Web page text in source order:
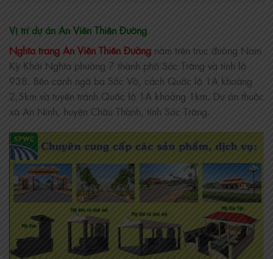
Vị trí dự án An Viên Thiên Đường
Nghĩa trang An Viên Thiên Đường nằm trên trục đường Nam
Kỳ Khởi Nghĩa phường 7 thành phố Sóc Trăng và tỉnh lộ
938. Bên cạnh ngã ba Sốc Vồ, cách Quốc lộ 1A khoảng
2,5km và tuyến tránh Quốc lộ 1A khoảng 1km. Dự án thuộc
xã An Ninh, huyện Châu Thành, tỉnh Sóc Trăng.